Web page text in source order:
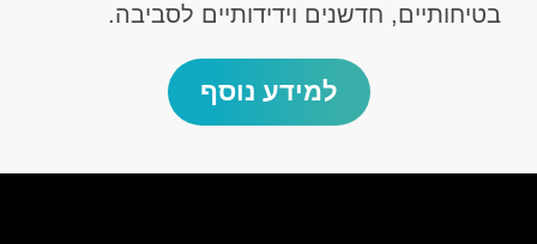
בטיחותיים, חדשנים וידידותיים לסביבה.
למידע נוסף